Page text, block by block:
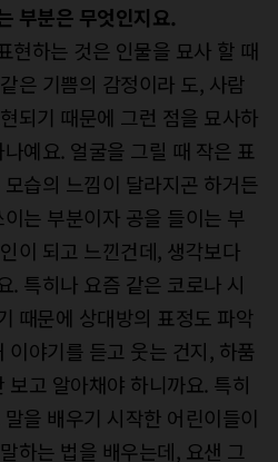
부분은 무엇인지요.
현하는 것은 인물을 묘사 할 때
은 기쁨의 감정이라 도, 사람
되기 때문에 그런 점을 묘사하
예요. 얼굴을 그릴 때 작은 표
습의 느낌이 달라지곤 하거든
는 부분이자 공을 들이는 부
이 되고 느낀건데, 생각보다
. 특히나 요즘 같은 코로나 시
때문에 상대방의 표정도 파악
이야기를 듣고 웃는 건지, 하품
고 알아채야 하니까요. 특히
을 배우기 시작한 어린이들이
하는 법을 배우는데, 요샌 그